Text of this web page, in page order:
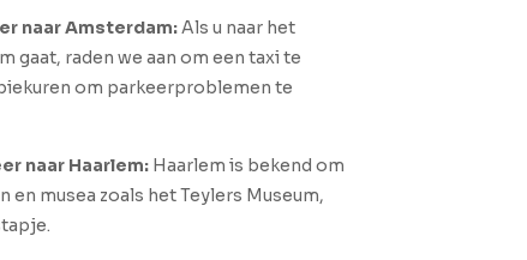
naar Amsterdam:Als u naar het
gaat, raden we aan om een taxi te
om parkeerproblemen te
naar Haarlem:Haarlem is bekend om
musea zoals het Teylers Museum,